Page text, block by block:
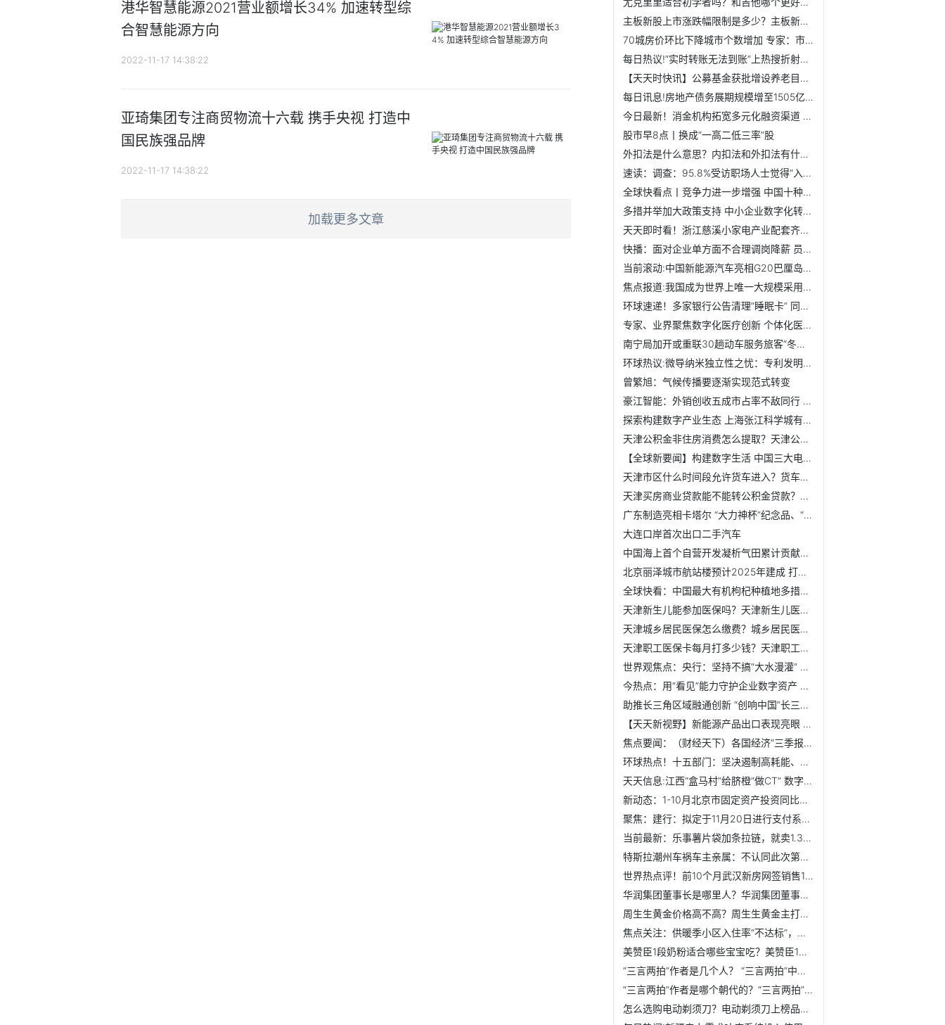
港华智慧能源2021营业额增长34% 加速转型综
合智慧能源方向
2022-11-17 14:38:22
亚琦集团专注商贸物流十六载 携手央视 打造中
国民族强品牌
2022-11-17 14:38:22
加载更多文章
主板新股上市涨跌幅限制是多少？主板新股上市涨跌幅规则
70城房价环比下降城市个数增加 专家：市场有望加速修复
每日热议!“实时转账无法到账”上热搜折射了什么？
【天天时快讯】公募基金获批增设养老目标基金Y份额 涉及产品...
每日讯息!房地产债务展期规模增至1505亿元 销售端回暖仍是化...
今日最新！消金机构拓宽多元化融资渠道 超八成持牌消金获同...
股市早8点丨换成“一高二低三率”股
外扣法是什么意思？内扣法和外扣法有什么区别？
速读：调查：95.8%受访职场人士觉得“入对行”对职业发展重要
全球快看点丨竞争力进一步增强 中国十种船型新接订单量居世...
多措并举加大政策支持 中小企业数字化转型有了新指南
天天即时看！浙江慈溪小家电产业配套齐全 去年智能家电规模...
快播：面对企业单方面不合理调岗降薪 员工如何应对结果大不同
当前滚动:中国新能源汽车亮相G20巴厘岛峰会 竞逐全球赛道
焦点报道:我国成为世界上唯一大规模采用煤炭制氢的国家
环球速递！多家银行公告清理“睡眠卡” 同一客户持卡数量设...
专家、业界聚焦数字化医疗创新 个体化医疗前景可期
南宁局加开或重联30趟动车服务旅客“冬游广西”
环球热议:微导纳米独立性之忧：专利发明人与关联方重叠 总经...
曾繁旭：气候传播要逐渐实现范式转变
豪江智能：外销创收五成市占率不敌同行 董秘与经办律师曾系...
探索构建数字产业生态 上海张江科学城有了“产业大脑”
天津公积金非住房消费怎么提取？天津公积金非住房消费提取条...
【全球新要闻】构建数字生活 中国三大电信运营商共论数字经...
天津市区什么时间段允许货车进入？货车进天津市区最新规定
天津买房商业贷款能不能转公积金贷款？天津商业贷款怎么转公...
广东制造亮相卡塔尔 “大力神杯”纪念品、“星空房”备受关注
大连口岸首次出口二手汽车
中国海上首个自营开发凝析气田累计贡献天然气超88亿方
北京丽泽城市航站楼预计2025年建成 打造“直通机场”城市会客厅
全球快看：中国最大有机枸杞种植地多措推动枸杞产业高质量发展
天津新生儿能参加医保吗？天津新生儿医保卡办理流程
天津城乡居民医保怎么缴费？城乡居民医保微信缴费流程
天津职工医保卡每月打多少钱？天津职工医保社保卡金融账户怎...
世界观焦点：央行：坚持不搞“大水漫灌” 不超发货币
今热点：用“看见”能力守护企业数字资产 360做新时代的“免...
助推长三角区域融通创新 “创响中国”长三角联盟站双创生态...
【天天新视野】新能源产品出口表现亮眼 广东前10月电动载...
焦点要闻：（财经天下）各国经济“三季报”出炉 谁能答好“...
环球热点！十五部门：坚决遏制高耗能、高排放、低水平项目盲...
天天信息:江西“盒马村”给脐橙“做CT” 数字农业让亩产预计增30%
新动态：1-10月北京市固定资产投资同比增长5.0%
聚焦：建行：拟定于11月20日进行支付系统维护
当前最新：乐事薯片袋加条拉链，就卖1.3万元？奢侈品牌新推手...
特斯拉潮州车祸车主亲属：不认同此次第三方鉴定 要求提供数据
世界热点评！前10个月武汉新房网签销售12.46万套，土地供应161宗
华润集团董事长是哪里人？华润集团董事长背景履历
周生生黄金价格高不高？周生生黄金主打产品是哪些？
焦点关注：供暖季小区入住率“不达标”，供暖问题如何解决？
美赞臣1段奶粉适合哪些宝宝吃？美赞臣1段奶粉评价好吗？
“三言两拍”作者是几个人？ “三言两拍”中两拍作者都是谁？
“三言两拍”作者是哪个朝代的？“三言两拍”中三言指的是那...
怎么选购电动剃须刀？电动剃须刀上榜品牌介绍